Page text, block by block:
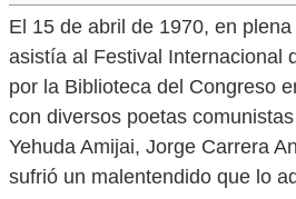
El 15 de abril de 1970, en
asistía al Festival Internacional
por la Biblioteca del Congreso
con diversos poetas
Yehuda Amijai, Jorge Carrera
sufrió un malentendido que lo